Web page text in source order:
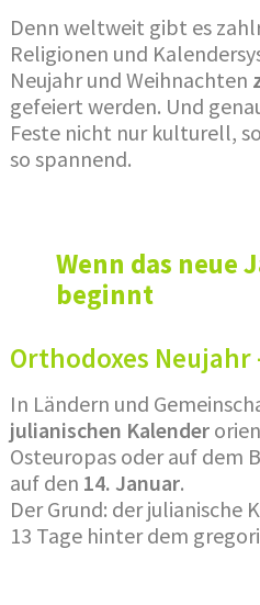
Denn weltweit gibt es
Religionen und
Neujahr und Weihnachten
gefeiert werden. Und
Feste nicht nur kulturell,
so spannend.
Wenn das neue
beginnt
Orthodoxes Neujahr
In Ländern und
julianischen Kalender
Osteuropas oder auf dem
auf den 14. Januar.
Der Grund: der julianische
13 Tage hinter dem